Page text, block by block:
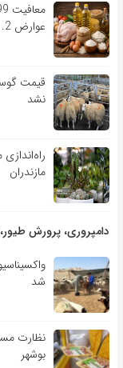
عوارض 1.2 درصدی واردات
نشد
مازندران
دامپروری، پرورش
شد
نظارت
بوشهر